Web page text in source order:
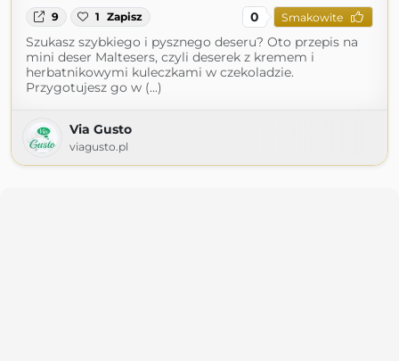
9 1 Zapisz 0 Smakowite
Szukasz szybkiego i pysznego deseru? Oto przepis na
mini deser Maltesers, czyli deserek z kremem i
herbatnikowymi kuleczkami w czekoladzie.
Przygotujesz go w (...)
Via Gusto
viagusto.pl